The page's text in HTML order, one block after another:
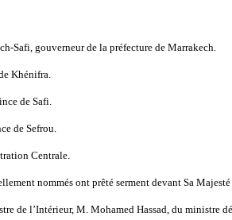
Safi, gouverneur de la préfecture de Marrakech.
Khénifra.
de Safi.
de Sefrou.
Centrale.
nommés ont prêté serment devant Sa
de l’Intérieur, M. Mohamed Hassad, du